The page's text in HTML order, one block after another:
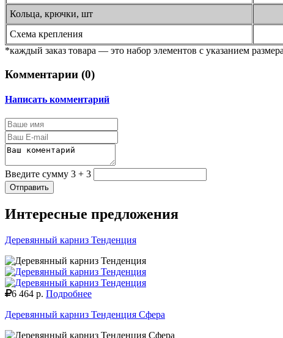
Кольца, крючки, шт
Схема крепления
*каждый заказ товара — это набор элементов с указанием
Комментарии (0)
Написать комментарий
Введите сумму 3 + 3
Отправить
Интересные предложения
Деревянный карниз Тенденция
6 464 р. Подробнее
Деревянный карниз Тенденция Сфера